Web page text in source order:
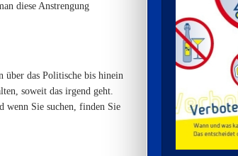
diese Anstrengung
über das Politische bis hinein
soweit das irgend geht.
wenn Sie suchen, finden Sie